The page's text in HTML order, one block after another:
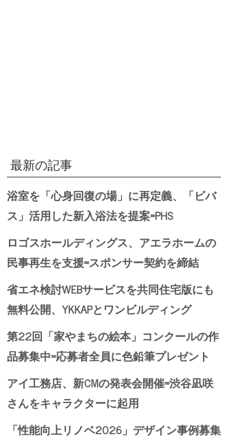
最新の記事
浴室を「心身回復の場」に再定義、「ビバ
ス」活用した新入浴法を提案=PHS
ロゴスホールディングス、アエラホームの
民事再生を支援=スポンサー契約を締結
省エネ検討WEBサービスを共同住宅版にも
無料公開、YKKAPとワンビルディング
第22回「家やまちの絵本」コンクールの作
品募集中=応募者全員に色鉛筆プレゼント
アイ工務店、新CMの発表会開催=渋谷凪咲
さんをキャラクターに起用
「性能向上リノベ2026」デザイン事例募集